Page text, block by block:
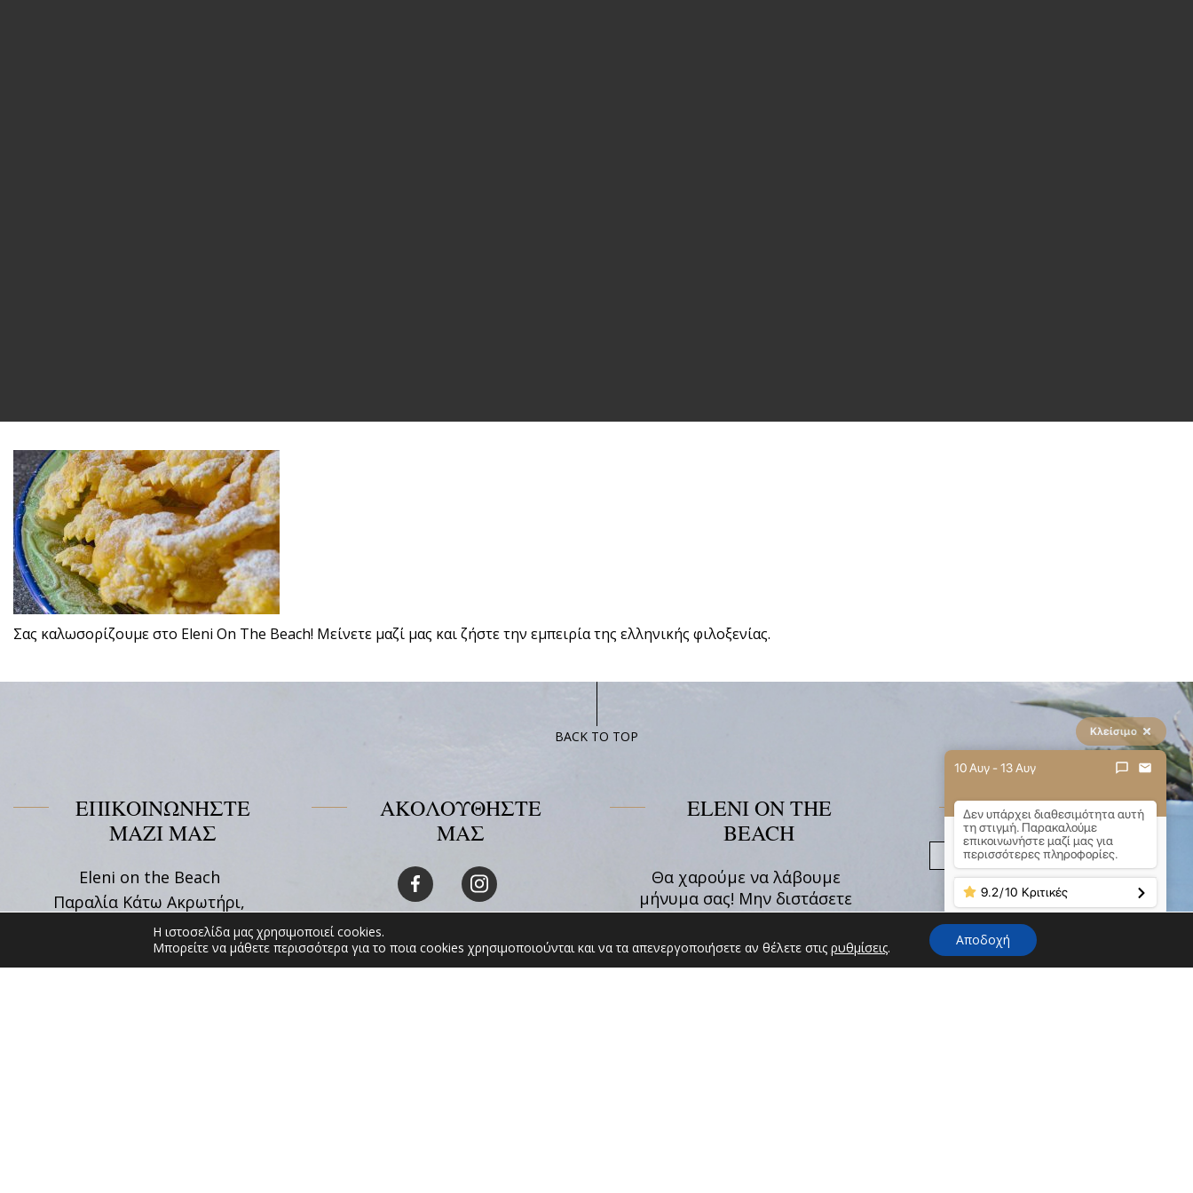
Σας καλωσορίζουμε στο Eleni On The Beach! Μείνετε μαζί μας και ζήστε την εμπειρία της ελληνικής φιλοξενίας.
BACK TO TOP
ΕΠΙΚΟΙΝΩΝΗΣΤΕ
ΜΑΖΙ ΜΑΣ
Eleni on the Beach
Παραλία Κάτω Ακρωτήρι,
Κατάπολα 84008, Αμοργός
Κυκλάδες
Tel: +30 22850 71628
ΑΚΟΛΟΥΘΗΣΤΕ
ΜΑΣ
ELENI ON THE
BEACH
Θα χαρούμε να λάβουμε
μήνυμα σας! Μην διστάσετε
να επικοινωνήσετε μαζί μας
για οποιαδήποτε απορία
σχετικά με την
NEWSLETTER
Η ιστοσελίδα μας χρησιμοποιεί cookies.
Μπορείτε να μάθετε περισσότερα για το ποια cookies χρησιμοποιούνται και να τα απενεργοποιήσετε αν θέλετε στις ρυθμίσεις. Αποδοχή
Κλείσιμο
10 Αυγ - 13 Αυγ
Δεν υπάρχει διαθεσιμότητα αυτή
τη στιγμή. Παρακαλούμε
επικοινωνήστε μαζί μας για
περισσότερες πληροφορίες.
9.2/10 Κριτικές